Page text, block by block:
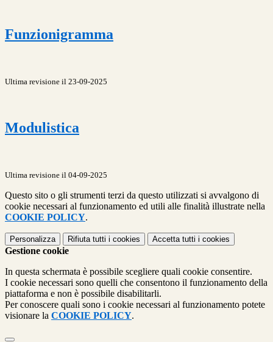
Funzionigramma
Ultima revisione il 23-09-2025
Modulistica
Ultima revisione il 04-09-2025
Questo sito o gli strumenti terzi da questo utilizzati si avvalgono di
cookie necessari al funzionamento ed utili alle finalità illustrate nella
COOKIE POLICY.
Personalizza Rifiuta tutti i cookies Accetta tutti i cookies
Gestione cookie
In questa schermata è possibile scegliere quali cookie consentire.
I cookie necessari sono quelli che consentono il funzionamento della
piattaforma e non è possibile disabilitarli.
Per conoscere quali sono i cookie necessari al funzionamento potete
visionare la COOKIE POLICY.